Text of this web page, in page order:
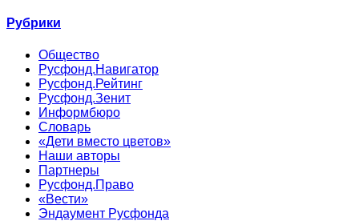
Рубрики
Общество
Русфонд.Навигатор
Русфонд.Рейтинг
Русфонд.Зенит
Информбюро
Словарь
«Дети вместо цветов»
Наши авторы
Партнеры
Русфонд.Право
«Вести»
Эндаумент Русфонда